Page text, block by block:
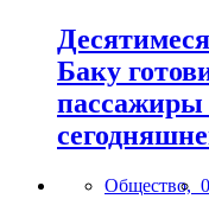
Баку
пассажиры
Общество,